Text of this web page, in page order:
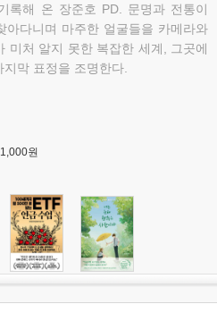
록해 온 장준호 PD. 문명과 전통이
아다니며 마주한 얼굴들을 카메라와
미처 알지 못한 복잡한 세계, 그곳에
막 표정을 조명한다.
1,000원